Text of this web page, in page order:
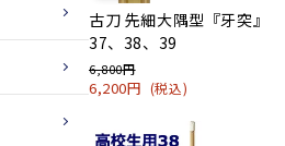
古刀 先細大隅型『牙突』
37、38、39
6,800円
6,200円 (税込)